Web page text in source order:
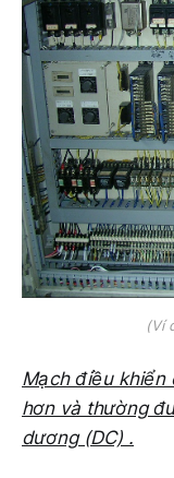
(Ví
Mạch điều khiển
hơn và thường
dương (DC) .